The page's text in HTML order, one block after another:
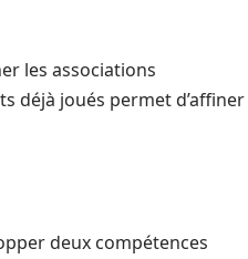
les associations
déjà joués permet d’affiner
deux compétences